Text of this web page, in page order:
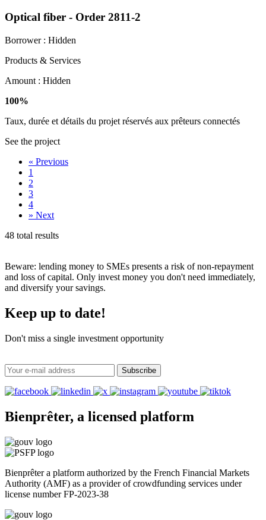
Optical fiber - Order 2811-2
Borrower : Hidden
Products & Services
Amount : Hidden
100%
Taux, durée et détails du projet réservés aux prêteurs connectés
See the project
« Previous
1
2
3
4
» Next
48 total results
Beware: lending money to SMEs presents a risk of non-repayment
and loss of capital. Only invest money you don't need immediately,
and diversify your savings.
Keep up to date!
Don't miss a single investment opportunity
Subscribe
Bienprêter, a licensed platform
Bienprêter a platform authorized by the French Financial Markets
Authority (AMF) as a provider of crowdfunding services under
license number FP-2023-38